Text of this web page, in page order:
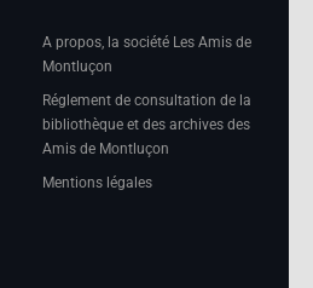
A propos, la société Les Amis de
Montluçon
Réglement de consultation de la
bibliothèque et des archives des
Amis de Montluçon
Mentions légales